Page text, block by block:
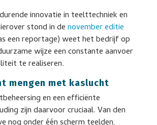
innovatie in teelttechniek en
stond in denovember editie
een reportage) weet het bedrijf op
wijze een constante aanvoer
te realiseren.
mengen met kaslucht
en een efficiënte
zijn daarvoor cruciaal. Van den